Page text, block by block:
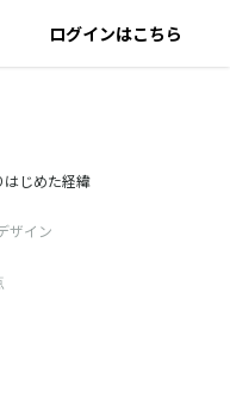
ログインはこちら
はじめた経緯
ザイン